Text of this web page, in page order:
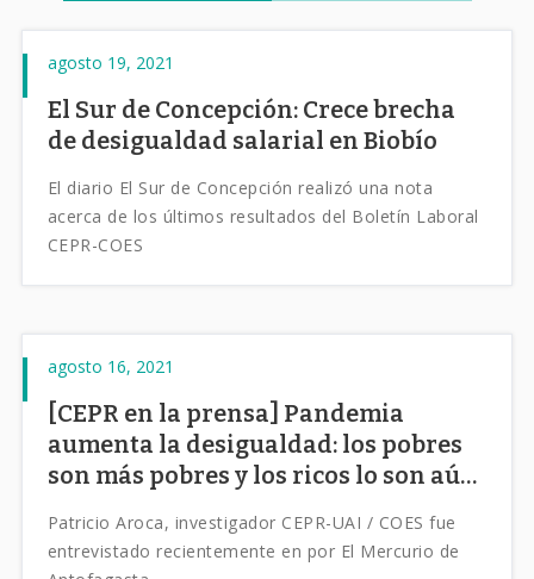
agosto 19, 2021
El Sur de Concepción: Crece brecha
de desigualdad salarial en Biobío
El diario El Sur de Concepción realizó una nota
acerca de los últimos resultados del Boletín Laboral
CEPR-COES
agosto 16, 2021
[CEPR en la prensa] Pandemia
aumenta la desigualdad: los pobres
son más pobres y los ricos lo son aún
Patricio Aroca, investigador CEPR-UAI / COES fue
entrevistado recientemente en por El Mercurio de